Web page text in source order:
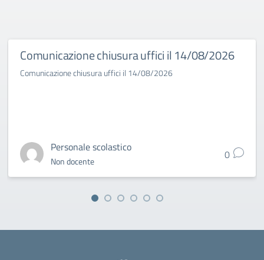
Comunicazione chiusura uffici il 14/08/2026
Comunicazione chiusura uffici il 14/08/2026
Personale scolastico
Non docente 0